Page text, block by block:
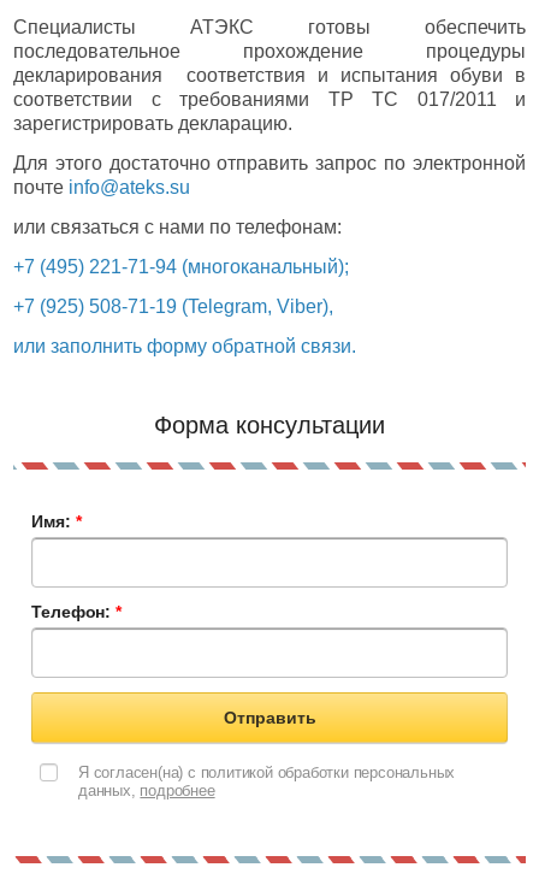
Специалисты АТЭКС готовы обеспечить
последовательное прохождение процедуры
декларирования соответствия и испытания обуви в
соответствии с требованиями ТР ТС 017/2011 и
зарегистрировать декларацию.
Для этого достаточно отправить запрос по электронной
почте info@ateks.su
или связаться с нами по телефонам:
+7 (495) 221-71-94 (многоканальный);
+7 (925) 508-71-19 (Telegram, Viber),
или заполнить форму обратной связи.
Форма консультации
Имя: *
Телефон:*
Я согласен(на) с политикой обработки персональных
данных, подробнее
Отправить